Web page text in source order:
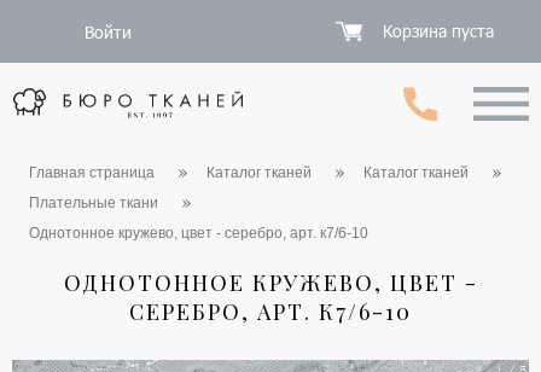
Войти Корзина пуста
Главная страница Каталог тканей
Каталог тканей
Плательные ткани
Однотонное кружево, цвет - серебро, арт. к7/6-10
ОДНОТОННОЕ КРУЖЕВО, ЦВЕТ -
СЕРЕБРО, АРТ. К7/6-10